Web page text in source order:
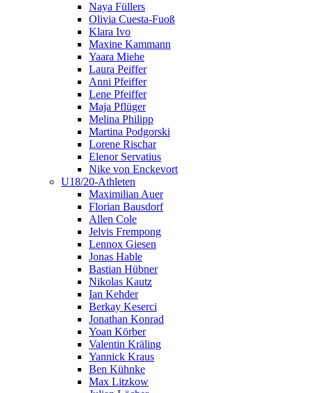
Naya Füllers
Olivia Cuesta-Fuoß
Klara Ivo
Maxine Kammann
Yaara Miehe
Laura Peiffer
Anni Pfeiffer
Lene Pfeiffer
Maja Pflüger
Melina Philipp
Martina Podgorski
Lorene Rischar
Elenor Servatius
Nike von Enckevort
U18/20-Athleten
Maximilian Auer
Florian Bausdorf
Allen Cole
Jelvis Frempong
Lennox Giesen
Jonas Hable
Bastian Hübner
Nikolas Kautz
Ian Kehder
Berkay Keserci
Jonathan Konrad
Yoan Körber
Valentin Kräling
Yannick Kraus
Ben Kühnke
Max Litzkow